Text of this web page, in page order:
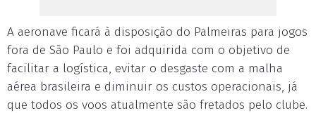
A aeronave ficará à disposição do Palmeiras para jogos
fora de São Paulo e foi adquirida com o objetivo de
facilitar a logística, evitar o desgaste com a malha
aérea brasileira e diminuir os custos operacionais, já
que todos os voos atualmente são fretados pelo clube.